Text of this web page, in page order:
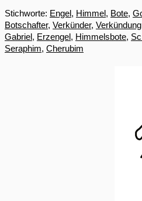
Stichworte: Engel, Himmel, Bote,
Botschafter, Verkünder, Verkündung
Gabriel, Erzengel, Himmelsbote,
Seraphim, Cherubim